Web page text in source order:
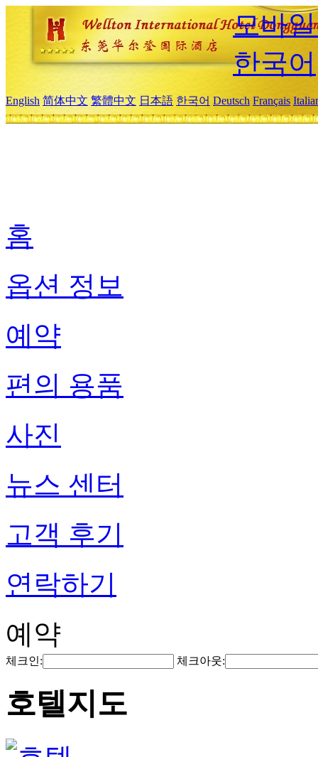
모바
한국어
English 简体中文 繁體中文 日本語 한국어 Deutsch Français
홈
옵션 정보
예약
편의 용품
사진
뉴스 센터
고객 후기
연락하기
예약
체크인: 체크아웃:
호텔지도